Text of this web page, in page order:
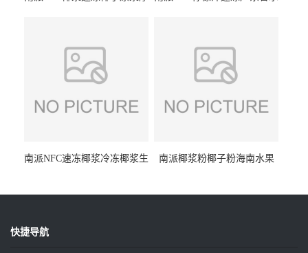
南派NFC速冻椰浆冷冻椰浆生
海南椰汁
南派椰浆粉椰子粉海南水果
快捷导航